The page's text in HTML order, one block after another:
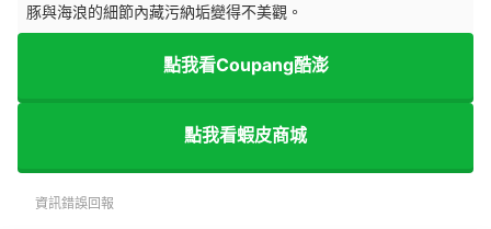
豚與海浪的細節內藏污納垢變得不美觀。
點我看Coupang酷澎
點我看蝦皮商城
資訊錯誤回報